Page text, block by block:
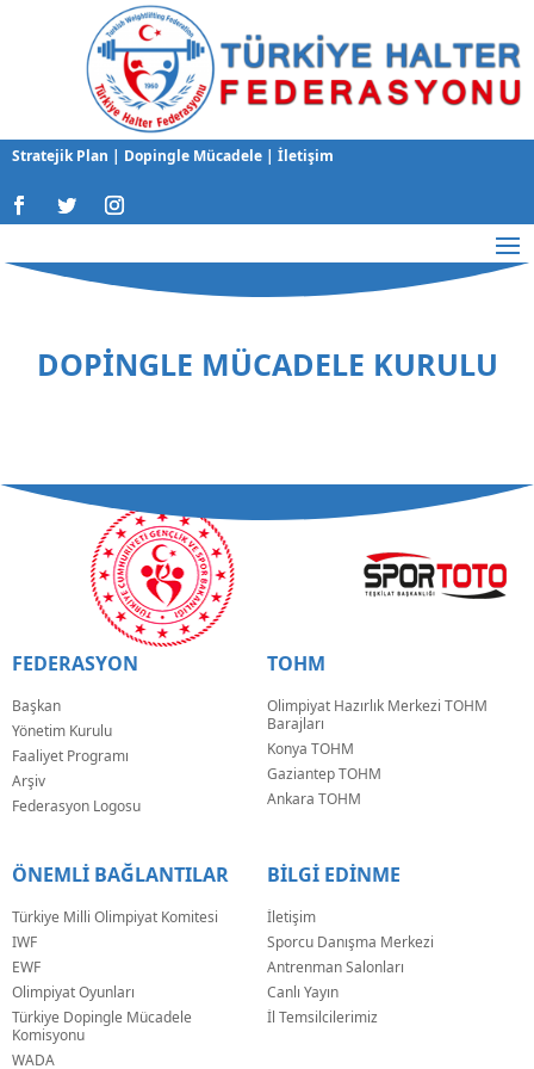
Stratejik Plan | Dopingle Mücadele | İletişim
DOPİNGLE MÜCADELE KURULU
FEDERASYON
Başkan
Yönetim Kurulu
Faaliyet Programı
Arşiv
Federasyon Logosu
TOHM
Olimpiyat Hazırlık Merkezi TOHM
Barajları
Konya TOHM
Gaziantep TOHM
Ankara TOHM
ÖNEMLİ BAĞLANTILAR
Türkiye Milli Olimpiyat Komitesi
IWF
EWF
Olimpiyat Oyunları
Türkiye Dopingle Mücadele
Komisyonu
WADA
BİLGİ EDİNME
İletişim
Sporcu Danışma Merkezi
Antrenman Salonları
Canlı Yayın
İl Temsilcilerimiz